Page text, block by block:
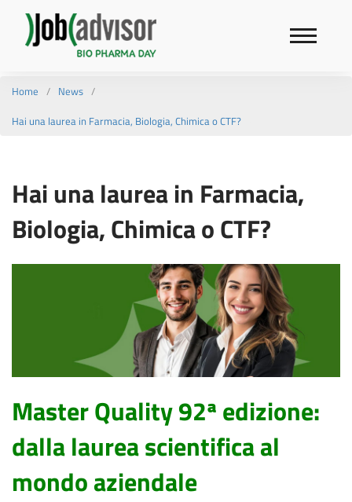
Home
News
Hai una laurea in Farmacia, Biologia, Chimica o CTF?
Hai una laurea in Farmacia,
Biologia, Chimica o CTF?
Master Quality 92ª edizione:
dalla laurea scientifica al
mondo aziendale